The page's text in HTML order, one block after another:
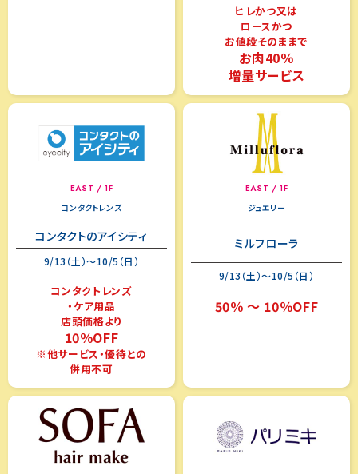
ヒレかつ又は
ロースかつ
お値段そのままで
お肉40％
増量サービス
EAST / 1F
コンタクトレンズ
コンタクトのアイシティ
9/13（土）～10/5（日）
コンタクトレンズ
・ケア用品
店頭価格より
10％OFF
※他サービス・優待との
併用不可
EAST / 1F
ジュエリー
ミルフローラ
9/13（土）～10/5（日）
50％ ～ 10％OFF